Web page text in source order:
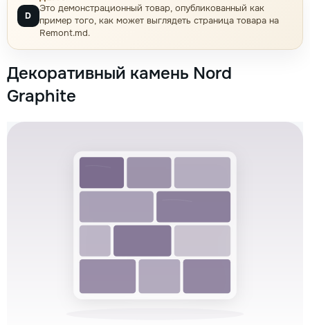
D
Это демонстрационный товар, опубликованный как
пример того, как может выглядеть страница товара на
Remont.md.
Декоративный камень Nord
Graphite